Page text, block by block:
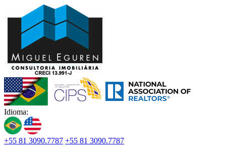
Idioma:
+55 81 3090.7787 +55 81 3090.7787